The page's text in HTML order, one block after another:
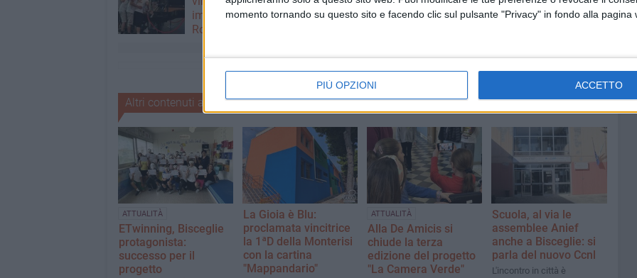
momento tornando su questo sito e facendo clic sul pulsante "Privacy" in fondo alla pagina
PIÙ OPZIONI ACCETTO
improvvisata in aeroporto a
Roma-Fiumicino
Altri contenuti a tema
ATTUALITÀ
ETwinning, Bisceglie
protagonista:
successo per il
progetto
La Gioia è Blu:
proclamata vincitrice
la 1ªD della Monterisi
con la cartina
"Mappandario"
ATTUALITÀ
Alla De Amicis si
chiude la terza
edizione del progetto
"La Camera Verde"
Scuola, al via le
assemblee Anief
anche a Bisceglie: si
parla del nuovo Ccnl
L'incontro in città è